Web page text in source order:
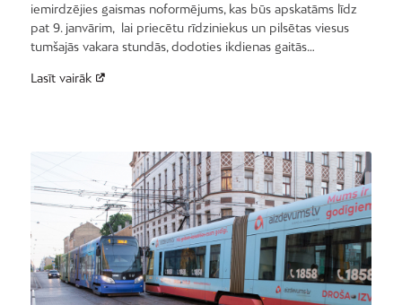
iemirdzējies gaismas noformējums, kas būs apskatāms līdz
pat 9. janvārim, lai priecētu rīdziniekus un pilsētas viesus
tumšajās vakara stundās, dodoties ikdienas gaitās…
Lasīt vairāk